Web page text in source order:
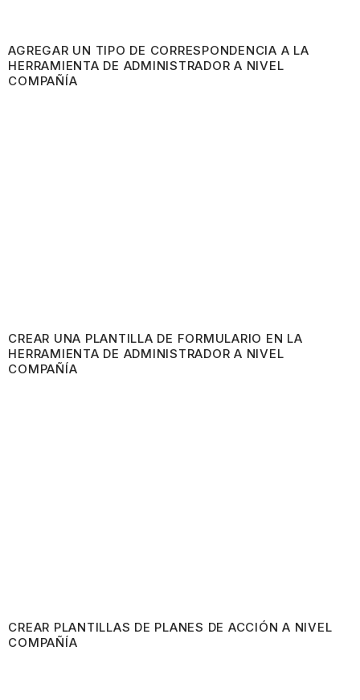
AGREGAR UN TIPO DE CORRESPONDENCIA A LA
HERRAMIENTA DE ADMINISTRADOR A NIVEL
COMPAÑÍA
CREAR UNA PLANTILLA DE FORMULARIO EN LA
HERRAMIENTA DE ADMINISTRADOR A NIVEL
COMPAÑÍA
CREAR PLANTILLAS DE PLANES DE ACCIÓN A NIVEL
COMPAÑÍA